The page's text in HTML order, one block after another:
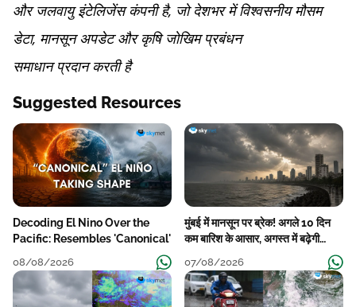
और जलवायु इंटेलिजेंस कंपनी है, जो देशभर में विश्वसनीय मौसम
डेटा, मानसून अपडेट और कृषि जोखिम प्रबंधन
समाधान प्रदान करती है
Suggested Resources
Decoding El Nino Over the
Pacific: Resembles 'Canonical'
08/08/2026
मुंबई में मानसून पर ब्रेक! अगले 10 दिन
कम बारिश के आसार, अगस्त में बढ़ेगी
07/08/2026